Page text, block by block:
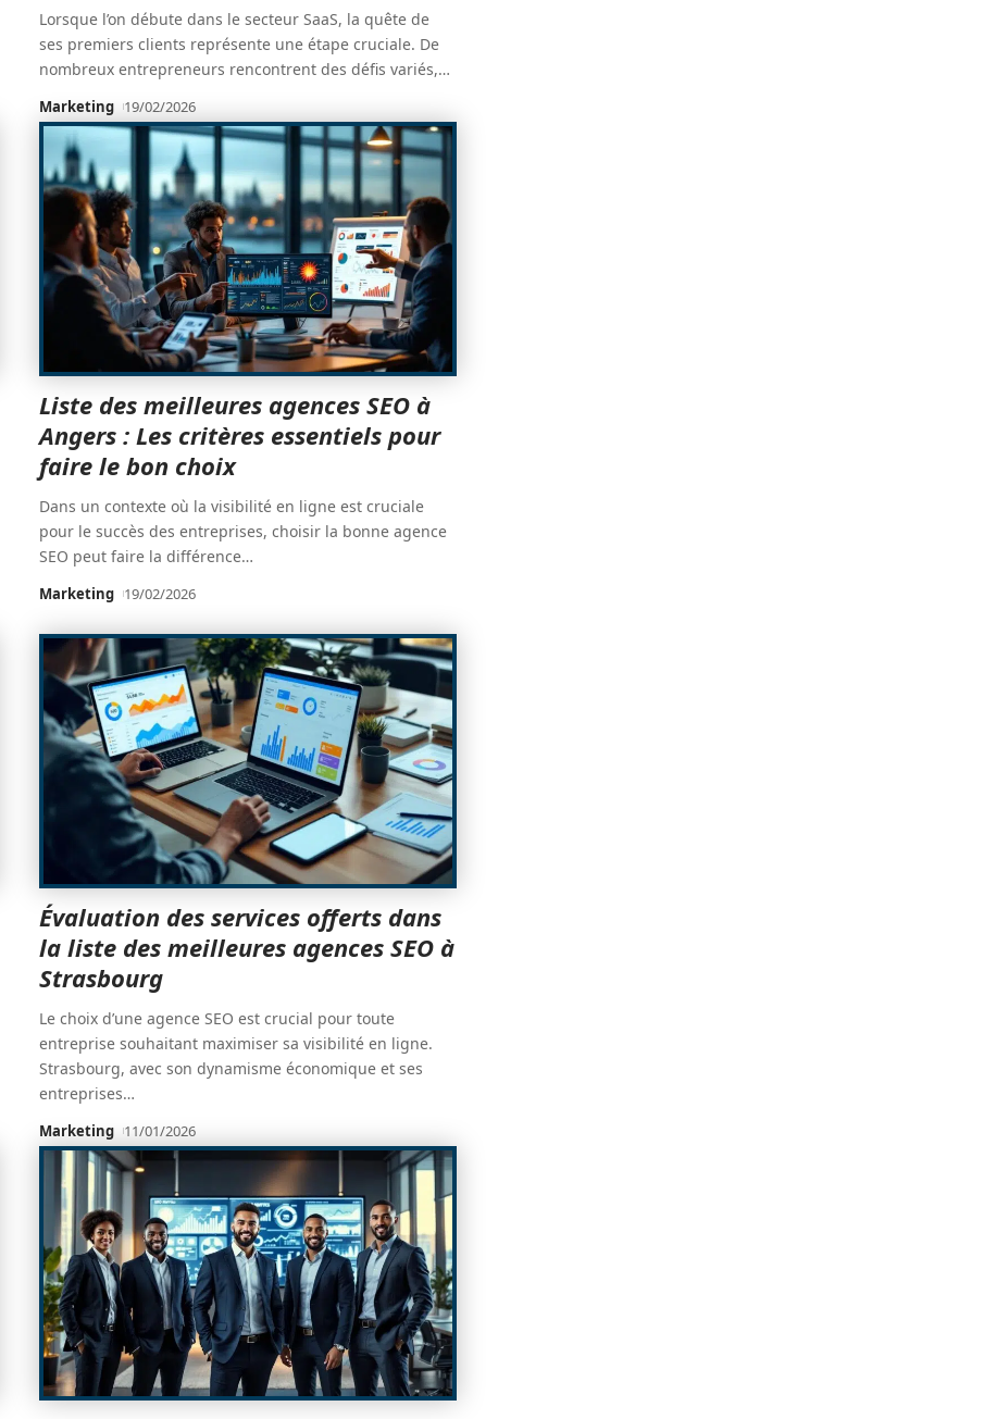
Lorsque l’on débute dans le secteur SaaS, la quête de
ses premiers clients représente une étape cruciale. De
nombreux entrepreneurs rencontrent des défis variés,…
Marketing 19/02/2026
Liste des meilleures agences SEO à
Angers : Les critères essentiels pour
faire le bon choix
Dans un contexte où la visibilité en ligne est cruciale
pour le succès des entreprises, choisir la bonne agence
SEO peut faire la différence…
Marketing 19/02/2026
Évaluation des services offerts dans
la liste des meilleures agences SEO à
Strasbourg
Le choix d’une agence SEO est crucial pour toute
entreprise souhaitant maximiser sa visibilité en ligne.
Strasbourg, avec son dynamisme économique et ses
entreprises…
Marketing 11/01/2026